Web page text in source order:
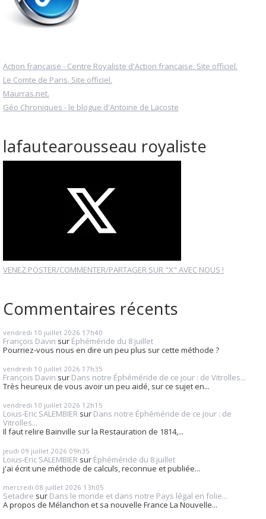
Action française - Centre Royaliste d'Action française. Site officiel.
Le Comte de Paris. Site officiel.
Maurras.net.
Géo Chroniques - le blogue d'Antoine de Lacoste
lafautearousseau royaliste
VENEZ POSTER/COMMENTER/PARTAGER SUR "X" AVEC NOUS !
Commentaires récents
vendredi 10 juillet 2026 17h40
François Davin sur Éphéméride du 8 juillet
Pourriez-vous nous en dire un peu plus sur cette méthode ?
vendredi 10 juillet 2026 17h35
François Davin sur Dans notre Éphéméride de ce jour : de Vitrolles...
Très heureux de vous avoir un peu aidé, sur ce sujet en...
vendredi 10 juillet 2026 12h15
Loius-Eric SALEMBIER sur Dans notre Éphéméride de ce jour : de
Vitrolles...
Il faut relire Bainville sur la Restauration de 1814,...
jeudi 09 juillet 2026 09h35
Loius-Eric SALEMBIER sur Éphéméride du 8 juillet
j'ai écrit une méthode de calculs, reconnue et publiée...
mercredi 08 juillet 2026 13h05
Setadire sur Dans le monde et dans notre Pays légal en folie...
A propos de Mélanchon et sa nouvelle France La Nouvelle...